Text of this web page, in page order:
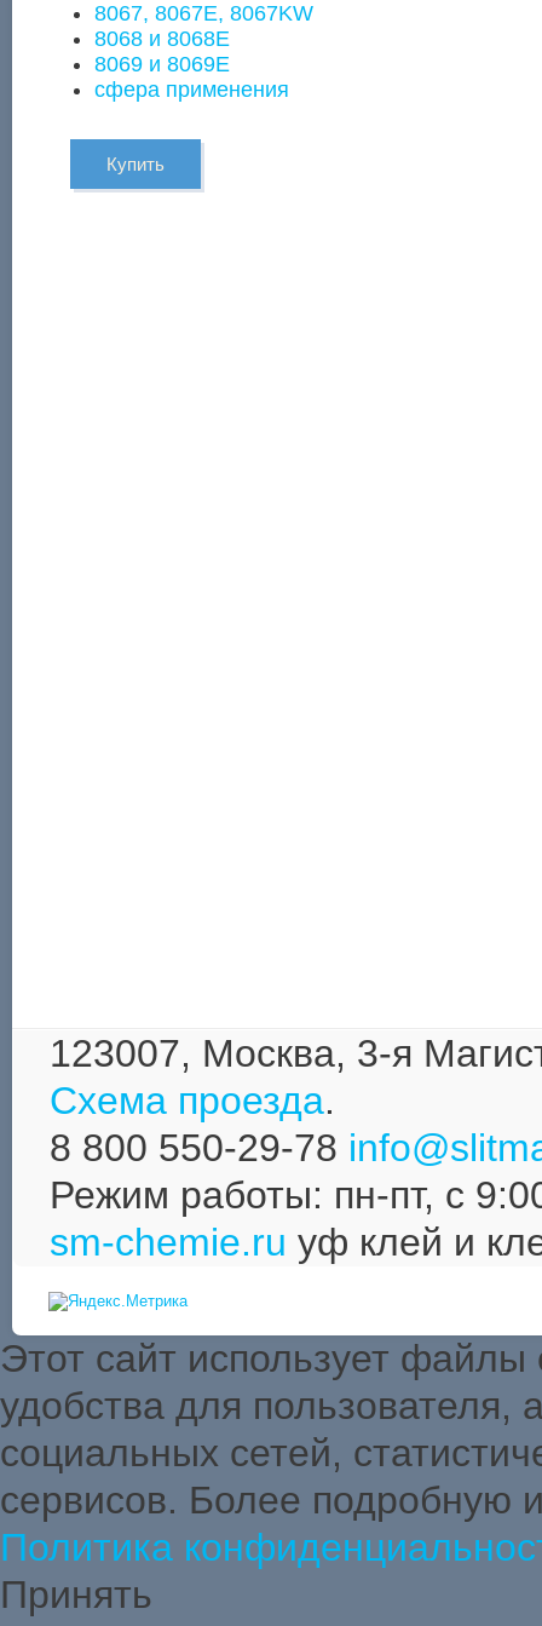
8067, 8067Е, 8067KW
8068 и 8068Е
8069 и 8069Е
сфера применения
Купить
123007, Москва, 3-я
Схема проезда.
8 800 550-29-78
Режим работы: пн-пт, с
sm-chemie.ru уф клей и
Этот сайт использует
удобства для
социальных сетей,
сервисов. Более подробную
Политика
Принять